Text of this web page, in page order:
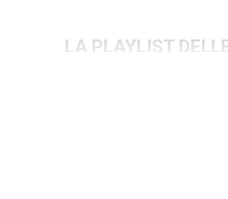
LA PLAYLIST